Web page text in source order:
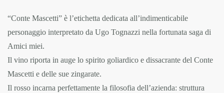
“Conte Mascetti” è l’etichetta dedicata all’indimenticabile
personaggio interpretato da Ugo Tognazzi nella fortunata saga di
Amici miei.
Il vino riporta in auge lo spirito goliardico e dissacrante del Conte
Mascetti e delle sue zingarate.
Il rosso incarna perfettamente la filosofia dell’azienda: struttura